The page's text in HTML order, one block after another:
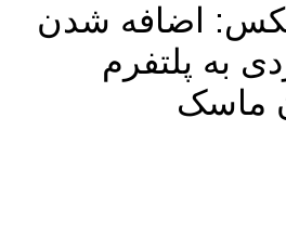
اضافه شدن
به پلتفرم
ماسک